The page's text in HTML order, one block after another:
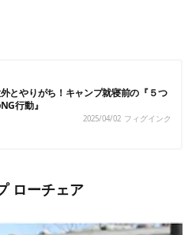
とやりがち！キャンプ就寝前の『５つ
行動』
2025/04/02 フィグインク
ローチェア